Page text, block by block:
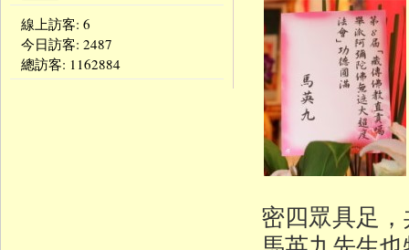
密四眾具足
線上訪客: 6
今日訪客: 2487
總訪客: 1162884